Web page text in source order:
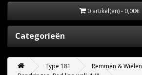
0 artikel(en) - 0,00€
Categorieën
Type 181 Remmen & Wielen